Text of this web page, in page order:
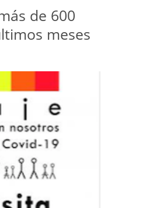
de 600
meses